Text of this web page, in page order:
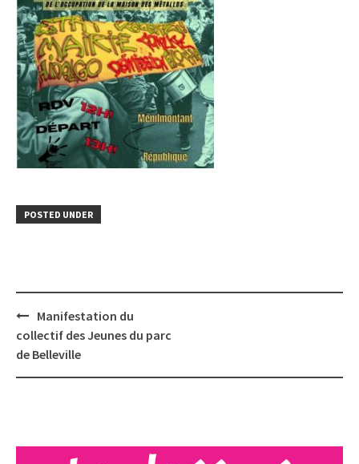
POSTED UNDER
Post
navigation
Manifestation du
collectif des Jeunes du parc
de Belleville